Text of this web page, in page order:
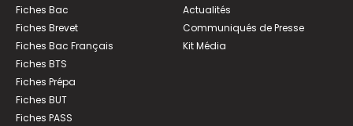
Fiches Bac
Fiches Brevet
Fiches Bac Français
Fiches BTS
Fiches Prépa
Fiches BUT
Fiches PASS
Actualités
Communiqués de Presse
Kit Média